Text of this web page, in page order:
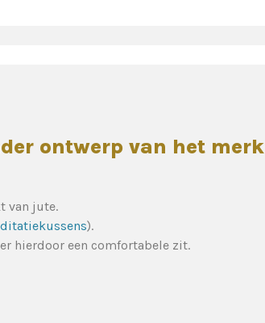
ontwerp van het merk
van jute.
).
hierdoor een comfortabele zit.